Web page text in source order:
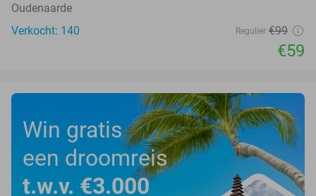
Oudenaarde
Verkocht: 140
Regulier €99
€59
Win gratis
een droomreis
t.w.v. €3.000